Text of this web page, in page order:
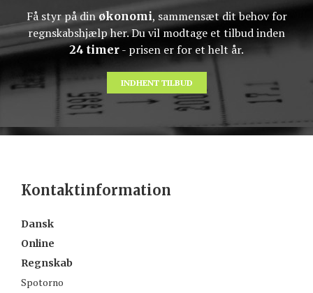
​Få styr på dinøkonomi, sammensæt dit behov for
regnskabshjælp her. Du vil modtage et tilbud inden
24 timer - prisen er for et helt år.
INDHENT TILBUD
Kontaktinformation
Dansk
Online
Regnskab
Spotorno